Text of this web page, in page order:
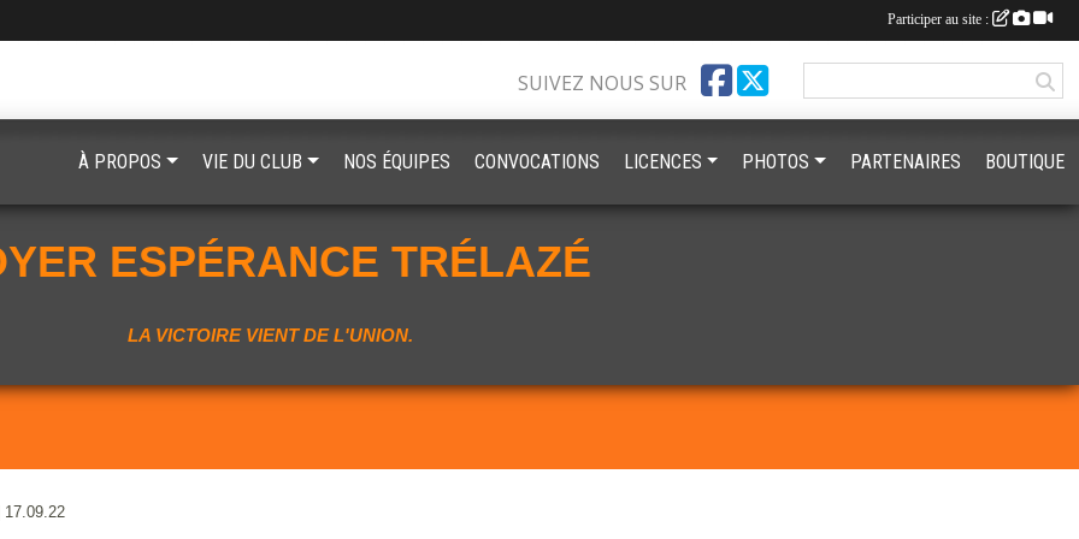
ESPÉRANCE TRÉLAZÉ
LA VICTOIRE VIENT DE L'UNION.
17.09.22
SUIVEZ NOUS SUR
À PROPOS VIE DU CLUB NOS ÉQUIPES CONVOCATIONS LICENCES PHOTOS PARTENAIRES BOUTIQUE
Participer au site :